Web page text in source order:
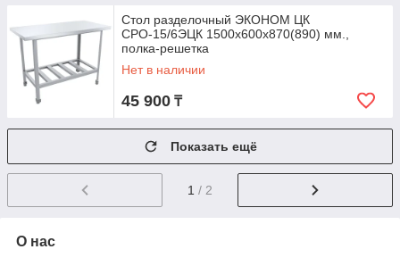
Стол разделочный ЭКОНОМ ЦК
СРО-15/6ЭЦК 1500х600х870(890) мм.,
полка-решетка
Нет в наличии
45 900 ₸
Показать ещё
1 / 2
О нас